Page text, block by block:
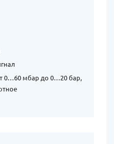
0…60 мбар до 0…20 бар,